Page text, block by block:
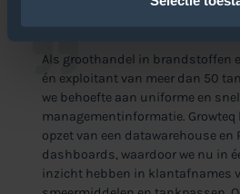
Als groothandel in brandstoffen
én exploitant van meer dan 50
we behoefte aan uniforme en
managementinformatie. Growteq
opzet van een datawarehouse en
dashboards, waardoor we nu in
inzicht hebben in klantafnames